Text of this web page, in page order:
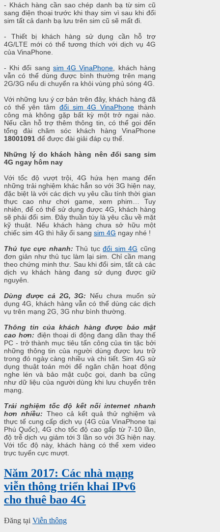
- Khách hàng cần sao chép danh bạ từ sim cũ
sang điện thoại trước khi thay sim vì sau khi đổi
sim tất cả danh bạ lưu trên sim cũ sẽ mất đi.
- Thiết bị khách hàng sử dụng cần hỗ trợ
4G/LTE mới có thể tương thích với dịch vụ 4G
của VinaPhone.
- Khi đổi sang sim 4G VinaPhone , khách hàng
vẫn có thể dùng được bình thường trên mạng
2G/3G nếu di chuyển ra khỏi vùng phủ sóng 4G.
Với những lưu ý cơ bản trên đây, khách hàng đã
có thể yên tâm đổi sim 4G VinaPhone thành
công mà không gặp bất kỳ một trở ngại nào.
Nếu cần hỗ trợ thêm thông tin, có thể gọi đến
tổng đài chăm sóc khách hàng VinaPhone
18001091 để được đài giải đáp cụ thể.
Những lý do khách hàng nên đổi sang sim
4G ngay hôm nay
Với tốc độ vượt trội, 4G hứa hẹn mang đến
những trải nghiệm khác hẳn so với 3G hiện nay,
đặc biệt là với các dịch vụ yêu cầu tính thời gian
thực cao như chơi game, xem phim… Tuy
nhiên, để có thể sử dụng được 4G, khách hàng
sẽ phải đổi sim. Đây thuần túy là yêu cầu về mặt
kỹ thuật. Nếu khách hàng chưa sở hữu một
chiếc sim 4G thì hãy ổi sang sim 4G ngay nhé !
Thủ tục cực nhanh: Thủ tụcđổi sim 4G cũng
đơn giản như thủ tục làm lại sim. Chỉ cần mang
theo chứng minh thư. Sau khi đổi sim, tất cả các
dịch vụ khách hàng đang sử dụng được giữ
nguyên.
Dùng được cả 2G, 3G: Nếu chưa muốn sử
dụng 4G, khách hàng vẫn có thể dùng các dịch
vụ trên mạng 2G, 3G như bình thường.
Thông tin của khách hàng được bảo mật
cao hơn: điện thoại di động đang dần thay thế
PC - trở thành mục tiêu tấn công của tin tặc bởi
những thông tin của người dùng được lưu trữ
trong đó ngày càng nhiều và chi tiết. Sim 4G sử
dụng thuật toán mới để ngăn chặn hoạt động
nghe lén và bảo mật cuộc gọi, danh bạ cũng
như dữ liệu của người dùng khi lưu chuyển trên
mạng.
Trải nghiệm tốc độ kết nối internet nhanh
hơn nhiều: Theo cả kết quả thử nghiệm và
thực tế cung cấp dịch vụ (4G của VinaPhone tại
Phú Quốc), 4G cho tốc độ cao gấp từ 7-10 lần,
độ trễ dịch vụ giảm tới 3 lần so với 3G hiện nay.
Với tốc độ này, khách hàng có thể xem video
trực tuyến cực mượt.
Năm 2017: Các nhà mạng
viễn thông triển khai IPv6
cho thuê bao 4G
Đăng tại Viễn thông